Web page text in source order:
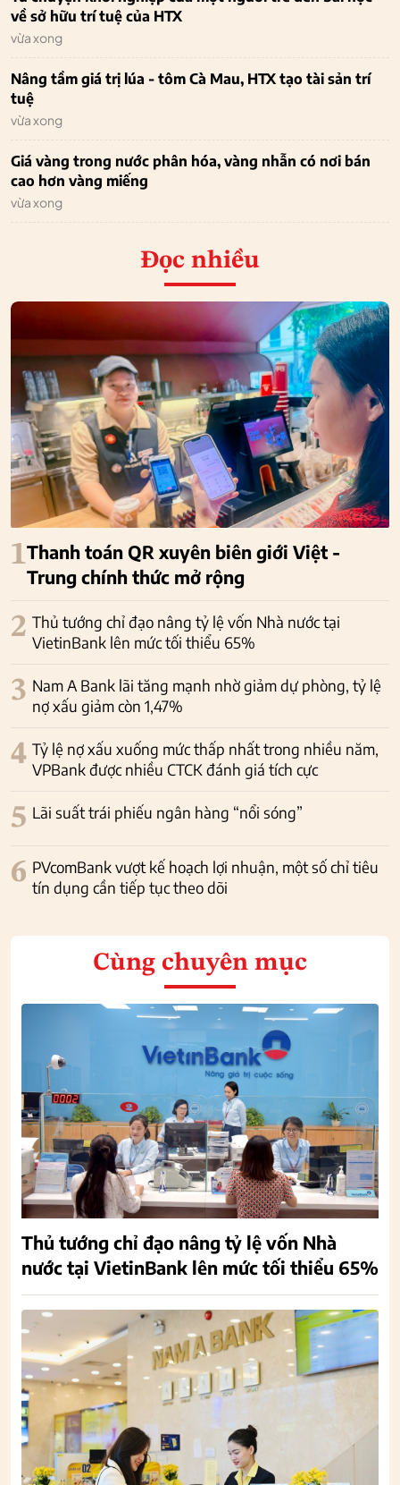
về sở hữu trí tuệ của HTX
vừa xong
Nâng tầm giá trị lúa - tôm Cà Mau, HTX tạo tài sản trí
tuệ
vừa xong
Giá vàng trong nước phân hóa, vàng nhẫn có nơi bán
cao hơn vàng miếng
vừa xong
Đọc nhiều
1Thanh toán QR xuyên biên giới Việt -
Trung chính thức mở rộng
2 Thủ tướng chỉ đạo nâng tỷ lệ vốn Nhà nước tại
VietinBank lên mức tối thiểu 65%
3 Nam A Bank lãi tăng mạnh nhờ giảm dự phòng, tỷ lệ
nợ xấu giảm còn 1,47%
4 Tỷ lệ nợ xấu xuống mức thấp nhất trong nhiều năm,
VPBank được nhiều CTCK đánh giá tích cực
5 Lãi suất trái phiếu ngân hàng “nổi sóng”
6 PVcomBank vượt kế hoạch lợi nhuận, một số chỉ tiêu
tín dụng cần tiếp tục theo dõi
Cùng chuyên mục
Thủ tướng chỉ đạo nâng tỷ lệ vốn Nhà
nước tại VietinBank lên mức tối thiểu 65%